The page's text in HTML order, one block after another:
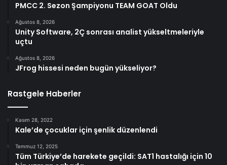
PMCC 2. Sezon Şampiyonu TEAM GOAT Oldu
Ağustos 8, 2026
Unity Software, 2Ç sonrası analist yükseltmeleriyle
uçtu
Ağustos 8, 2026
JFrog hissesi neden bugün yükseliyor?
Rastgele Haberler
Kasım 28, 2022
Kale’de çocuklar için şenlik düzenlendi
Temmuz 12, 2025
Tüm Türkiye’de harekete geçildi: SAT1 hastalığı için 10